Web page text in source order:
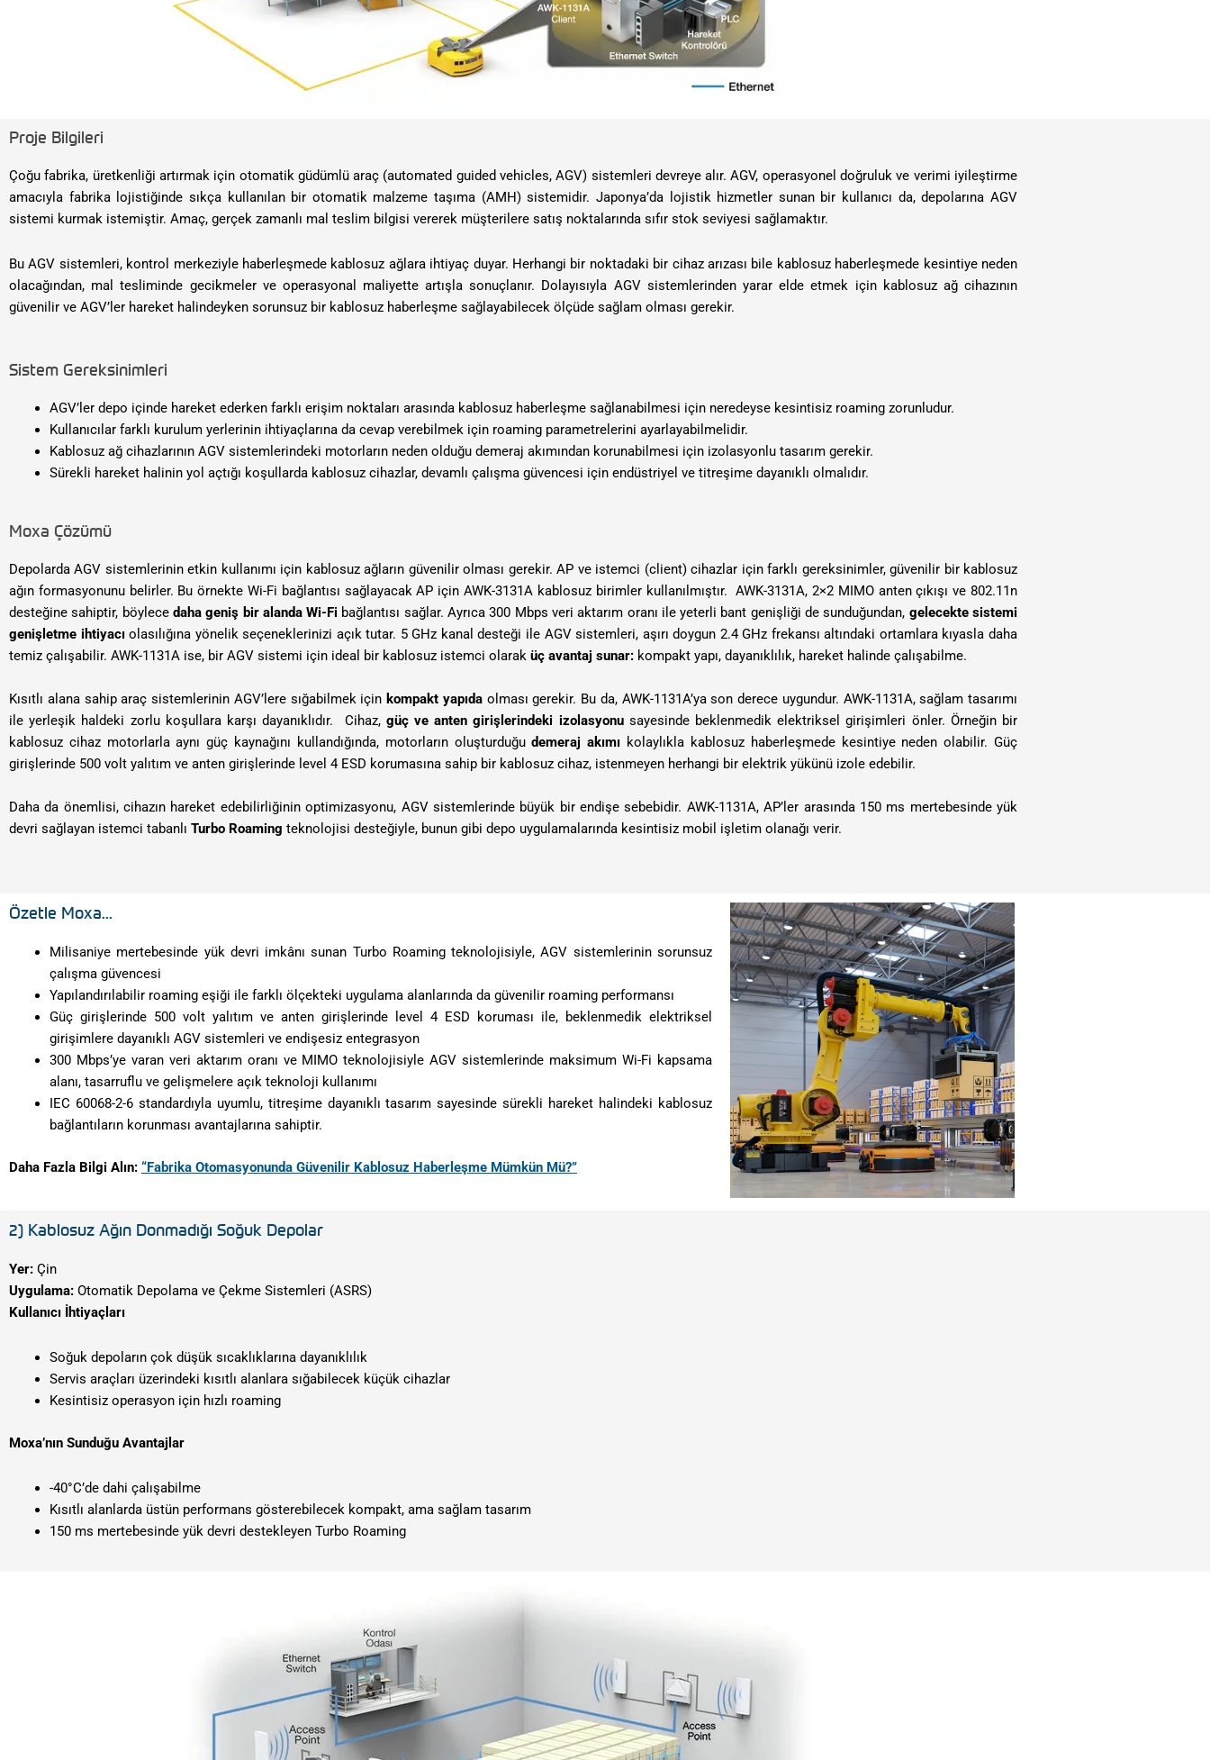
​Proje Bilgileri
Çoğu fabrika, üretkenliği artırmak için otomatik güdümlü araç (automated guided vehicles, AGV) sistemleri devreye alır. AGV, operasyonel doğruluk ve verimi iyileştirme
amacıyla fabrika lojistiğinde sıkça kullanılan bir otomatik malzeme taşıma (AMH) sistemidir. Japonya’da lojistik hizmetler sunan bir kullanıcı da, depolarına AGV
sistemi kurmak istemiştir. Amaç, gerçek zamanlı mal teslim bilgisi vererek müşterilere satış noktalarında sıfır stok seviyesi sağlamaktır.
Bu AGV sistemleri, kontrol merkeziyle haberleşmede kablosuz ağlara ihtiyaç duyar. Herhangi bir noktadaki bir cihaz arızası bile kablosuz haberleşmede kesintiye neden
olacağından, mal tesliminde gecikmeler ve operasyonal maliyette artışla sonuçlanır. Dolayısıyla AGV sistemlerinden yarar elde etmek için kablosuz ağ cihazının
güvenilir ve AGV’ler hareket halindeyken sorunsuz bir kablosuz haberleşme sağlayabilecek ölçüde sağlam olması gerekir.
Sistem Gereksinimleri
AGV’ler depo içinde hareket ederken farklı erişim noktaları arasında kablosuz haberleşme sağlanabilmesi için neredeyse kesintisiz roaming zorunludur.
Kullanıcılar farklı kurulum yerlerinin ihtiyaçlarına da cevap verebilmek için roaming parametrelerini ayarlayabilmelidir.
Kablosuz ağ cihazlarının AGV sistemlerindeki motorların neden olduğu demeraj akımından korunabilmesi için izolasyonlu tasarım gerekir.
Sürekli hareket halinin yol açtığı koşullarda kablosuz cihazlar, devamlı çalışma güvencesi için endüstriyel ve titreşime dayanıklı olmalıdır.
Moxa Çözümü
Depolarda AGV sistemlerinin etkin kullanımı için kablosuz ağların güvenilir olması gerekir. AP ve istemci (client) cihazlar için farklı gereksinimler, güvenilir bir kablosuz
ağın formasyonunu belirler. Bu örnekte Wi-Fi bağlantısı sağlayacak AP için AWK-3131A kablosuz birimler kullanılmıştır. AWK-3131A, 2×2 MIMO anten çıkışı ve 802.11n
desteğine sahiptir, böylece daha geniş bir alanda Wi-Fi bağlantısı sağlar. Ayrıca 300 Mbps veri aktarım oranı ile yeterli bant genişliği de sunduğundan, gelecekte sistemi
genişletme ihtiyacıolasılığına yönelik seçeneklerinizi açık tutar. 5 GHz kanal desteği ile AGV sistemleri, aşırı doygun 2.4 GHz frekansı altındaki ortamlara kıyasla daha
temiz çalışabilir. AWK-1131A ise, bir AGV sistemi için ideal bir kablosuz istemci olarak üç avantaj sunar: kompakt yapı, dayanıklılık, hareket halinde çalışabilme.
Kısıtlı alana sahip araç sistemlerinin AGV’lere sığabilmek için kompakt yapıdaolması gerekir. Bu da, AWK-1131A’ya son derece uygundur. AWK-1131A, sağlam tasarımı
ile yerleşik haldeki zorlu koşullara karşı dayanıklıdır. Cihaz, güç ve anten girişlerindeki izolasyonu sayesinde beklenmedik elektriksel girişimleri önler. Örneğin bir
kablosuz cihaz motorlarla aynı güç kaynağını kullandığında, motorların oluşturduğudemeraj akımı kolaylıkla kablosuz haberleşmede kesintiye neden olabilir. Güç
girişlerinde 500 volt yalıtım ve anten girişlerinde level 4 ESD korumasına sahip bir kablosuz cihaz, istenmeyen herhangi bir elektrik yükünü izole edebilir.
Daha da önemlisi, cihazın hareket edebilirliğinin optimizasyonu, AGV sistemlerinde büyük bir endişe sebebidir. AWK-1131A, AP’ler arasında 150 ms mertebesinde yük
devri sağlayan istemci tabanlı Turbo Roaming teknolojisi desteğiyle, bunun gibi depo uygulamalarında kesintisiz mobil işletim olanağı verir.
Özetle Moxa...
Milisaniye mertebesinde yük devri imkânı sunan Turbo Roaming teknolojisiyle, AGV sistemlerinin sorunsuz
çalışma güvencesi
Yapılandırılabilir roaming eşiği ile farklı ölçekteki uygulama alanlarında da güvenilir roaming performansı
Güç girişlerinde 500 volt yalıtım ve anten girişlerinde level 4 ESD koruması ile, beklenmedik elektriksel
girişimlere dayanıklı AGV sistemleri ve endişesiz entegrasyon
300 Mbps’ye varan veri aktarım oranı ve MIMO teknolojisiyle AGV sistemlerinde maksimum Wi-Fi kapsama
alanı, tasarruflu ve gelişmelere açık teknoloji kullanımı
IEC 60068-2-6 standardıyla uyumlu, titreşime dayanıklı tasarım sayesinde sürekli hareket halindeki kablosuz
bağlantıların korunması avantajlarına sahiptir.
Daha Fazla Bilgi Alın: “Fabrika Otomasyonunda Güvenilir Kablosuz Haberleşme Mümkün Mü?”
2) Kablosuz Ağın Donmadığı Soğuk Depolar
Yer: Çin
Uygulama: Otomatik Depolama ve Çekme Sistemleri (ASRS)
Kullanıcı İhtiyaçları
Soğuk depoların çok düşük sıcaklıklarına dayanıklılık
Servis araçları üzerindeki kısıtlı alanlara sığabilecek küçük cihazlar
Kesintisiz operasyon için hızlı roaming
Moxa’nın Sunduğu Avantajlar
-40°C’de dahi çalışabilme
Kısıtlı alanlarda üstün performans gösterebilecek kompakt, ama sağlam tasarım
150 ms mertebesinde yük devri destekleyen Turbo Roaming